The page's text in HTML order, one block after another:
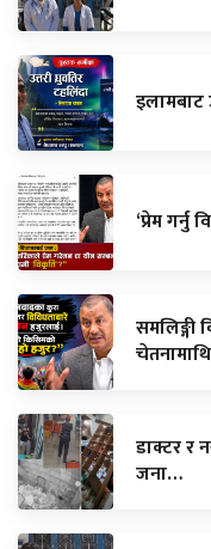
इलामबाट
‘प्रेम गर्नु
समलिङ्गी
डाक्टर र
जना…